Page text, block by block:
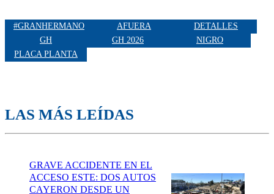
#GRANHERMANO AFUERA
DETALLES
GH
GH 2026
NIGRO
PLACA PLANTA
LAS MÁS LEÍDAS
GRAVE ACCIDENTE EN EL
ACCESO ESTE: DOS AUTOS
CAYERON DESDE UN